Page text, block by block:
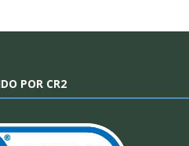
POR CR2